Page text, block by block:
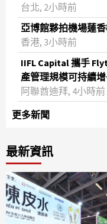
台北, 2小時前
亞博館夥拍機場蓮香
香港, 3小時前
IIFL Capital 攜手
產管理規模可持續
阿聯酋迪拜, 4小時前
更多新聞
最新資訊